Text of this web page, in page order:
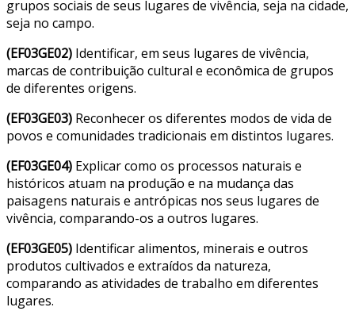
grupos sociais de seus lugares de vivência, seja na cidade,
seja no campo.
(EF03GE02) Identificar, em seus lugares de vivência,
marcas de contribuição cultural e econômica de grupos
de diferentes origens.
(EF03GE03) Reconhecer os diferentes modos de vida de
povos e comunidades tradicionais em distintos lugares.
(EF03GE04) Explicar como os processos naturais e
históricos atuam na produção e na mudança das
paisagens naturais e antrópicas nos seus lugares de
vivência, comparando-os a outros lugares.
(EF03GE05) Identificar alimentos, minerais e outros
produtos cultivados e extraídos da natureza,
comparando as atividades de trabalho em diferentes
lugares.